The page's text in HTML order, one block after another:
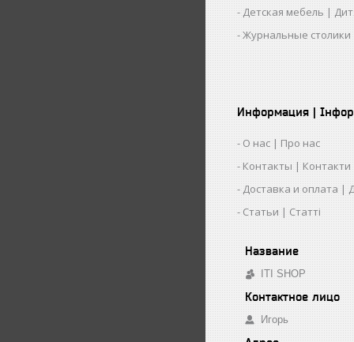
Детская мебель |
Журнальные столики
Информация |
О нас | Про нас
Контакты | Контакти
Доставка и оплата |
Статьи | Статті
ITI SHOP
Игорь